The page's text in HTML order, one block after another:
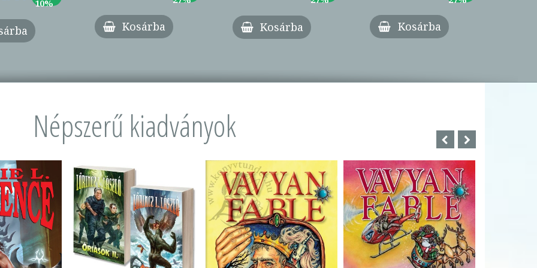
10%
Kosárba Kosárba Kosárba
Népszerű kiadványok